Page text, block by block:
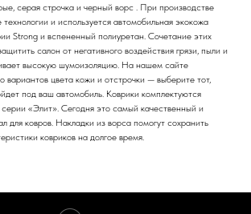
серая строчка и черный ворс . При производстве
и используется автомобильная экокожа
Strong и вспененный полиуретан. Сочетание этих
салон от негативного воздействия грязи, пыли и
высокую шумоизоляцию. На нашем сайте
вариантов цвета кожи и отстрочки — выберите тот,
под ваш автомобиль. Коврики комплектуются
«Элит». Сегодня это самый качественный и
для ковров. Накладки из ворса помогут сохранить
ковриков на долгое время.